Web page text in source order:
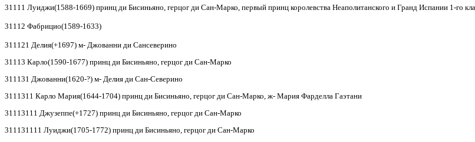
31111 Луиджи(1588-1669) принц ди Бисиньяно, герцог ди Сан-Марко, первый принц королевства Неаполитанского и Гранд Испании 1-го
31112 Фабрицио(1589-1633)
311121 Делия(+1697) м- Джованни ди Сансеверино
31113 Карло(1590-1677) принц ди Бисиньяно, герцог ди Сан-Марко
311131 Джованни(1620-?) м- Делия ди Сан-Северино
3111311 Карло Мария(1644-1704) принц ди Бисиньяно, герцог ди Сан-Марко, ж- Мария Фарделла Гаэтани
31113111 Джузеппе(+1727) принц ди Бисиньяно, герцог ди Сан-Марко
311131111 Луиджи(1705-1772) принц ди Бисиньяно, герцог ди Сан-Марко